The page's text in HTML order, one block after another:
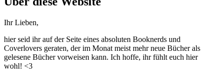
Ihr Lieben,
hier seid ihr auf der Seite eines absoluten Booknerds und
Coverlovers geraten, der im Monat meist mehr neue Bücher als
gelesene Bücher vorweisen kann. Ich hoffe, ihr fühlt euch hier
wohl! <3